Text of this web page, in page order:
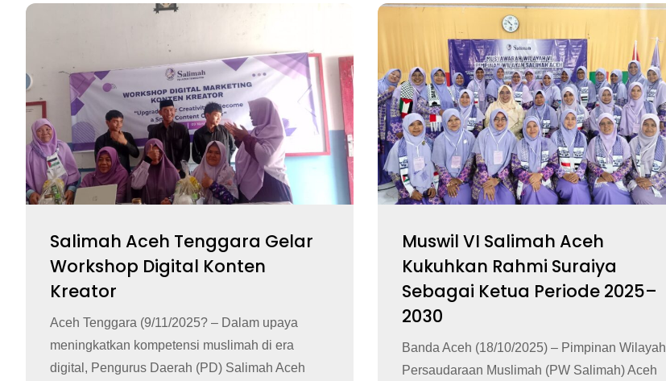
Salimah Aceh Tenggara Gelar
Workshop Digital Konten
Kreator
Aceh Tenggara (9/11/2025? – Dalam upaya
meningkatkan kompetensi muslimah di era
digital, Pengurus Daerah (PD) Salimah Aceh
Muswil VI Salimah Aceh
Kukuhkan Rahmi Suraiya
Sebagai Ketua Periode 2025–
2030
Banda Aceh (18/10/2025) – Pimpinan Wilayah
Persaudaraan Muslimah (PW Salimah) Aceh